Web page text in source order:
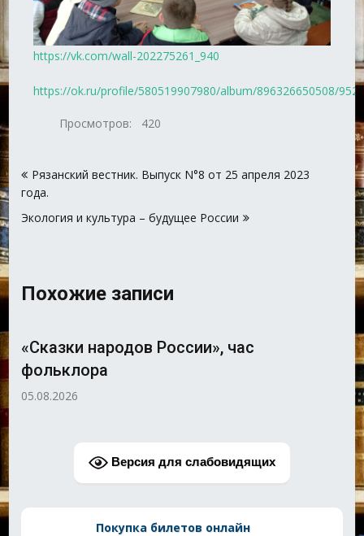
https://vk.com/wall-202275261_940
https://ok.ru/profile/580519907980/album/896326650508/
Просмотров: 420
по
записям
Рязанский вестник. Выпуск N°8 от 25 апреля 2023
года.
Экология и культура – будущее России
Похожие записи
Викторина «Красный, желтый, зелёный».
05.08.2026
Версия для слабовидящих
Покупка билетов онлайн